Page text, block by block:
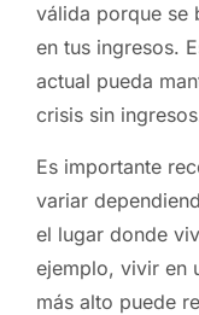
válida porque se
en tus ingresos.
actual pueda
crisis sin
Es importante
variar
el lugar donde
ejemplo, vivir en
más alto puede